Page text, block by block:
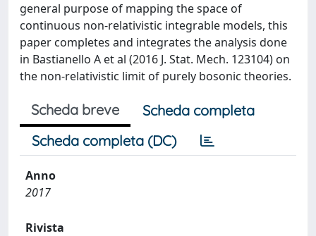
general purpose of mapping the space of
continuous non-relativistic integrable models, this
paper completes and integrates the analysis done
in Bastianello A et al (2016 J. Stat. Mech. 123104) on
the non-relativistic limit of purely bosonic theories.
Scheda breve
Scheda completa
Scheda completa (DC)
Anno
2017
Rivista